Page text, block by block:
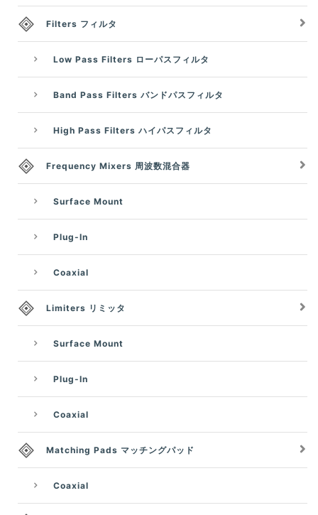
Filters フィルタ
Low Pass Filters ローパスフィルタ
Band Pass Filters バンドパスフィルタ
High Pass Filters ハイパスフィルタ
Frequency Mixers 周波数混合器
Surface Mount
Plug-In
Coaxial
Limiters リミッタ
Surface Mount
Plug-In
Coaxial
Matching Pads マッチングパッド
Coaxial